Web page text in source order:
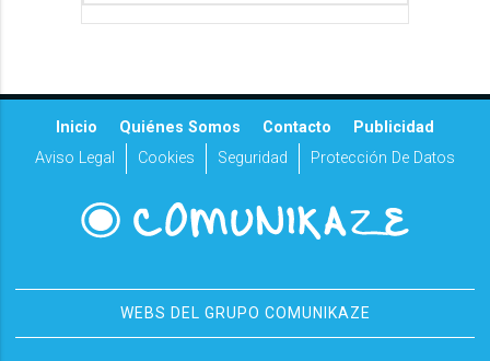
Inicio Quiénes Somos Contacto
Publicidad
Aviso Legal
Cookies Seguridad Protección De Datos
WEBS DEL GRUPO COMUNIKAZE